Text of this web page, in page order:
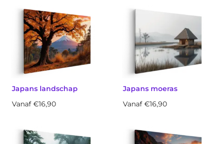
Japans landschap
Vanaf €16,90
Japans moeras
Vanaf €16,90